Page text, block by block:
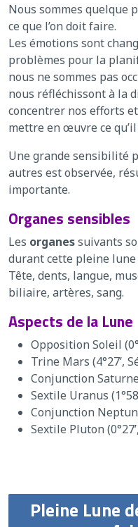
Nous sommes quelque
ce que l’on doit faire.
Les émotions sont
problèmes pour la
nous ne sommes pas
nous réfléchissont à la
concentrer nos efforts
mettre en œuvre ce
Une grande sensibilité
autres est observée,
importante.
Organes sensibles
Les organessuivants
durant cette pleine lune
Tête, dents, langue,
biliaire, artères, sang.
Aspects de la Lune
Opposition Soleil
Trine Mars (4°27’,
Conjunction
Sextile Uranus
Conjunction
Sextile Pluton
Pleine Lune